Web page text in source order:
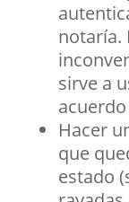
notaría.
sirve a
Hacer
que
estado